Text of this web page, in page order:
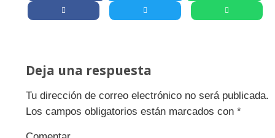
Deja una respuesta
Tu dirección de correo electrónico no será publicada.
Los campos obligatorios están marcados con *